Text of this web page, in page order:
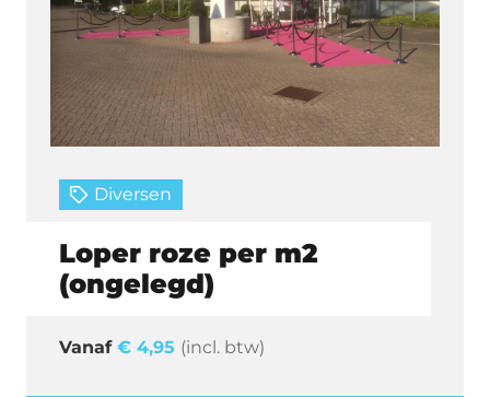
Diversen
Loper roze per m2
(ongelegd)
€ 4,95 (incl. btw)